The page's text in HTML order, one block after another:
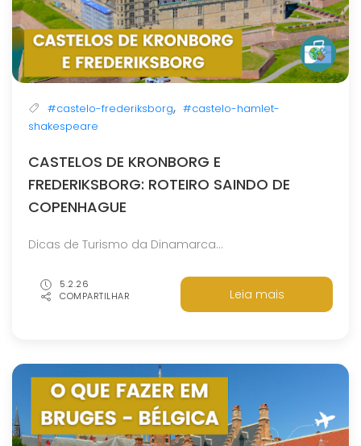
#castelo-frederiksborg, #castelo-hamlet-
shakespeare
CASTELOS DE KRONBORG E
FREDERIKSBORG: ROTEIRO SAINDO DE
COPENHAGUE
Dicas de Turismo da Dinamarca...
Leia mais
5.2.26
COMPARTILHAR